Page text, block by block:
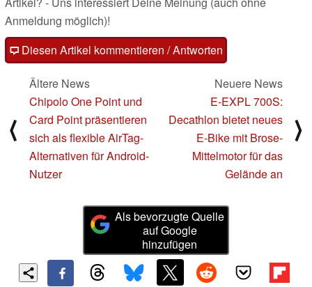
Anmeldung möglich)!
Diesen Artikel kommentieren / Antworten
⟨
Ältere News
Chipolo One Point und
Card Point präsentieren
sich als flexible AirTag-
Alternativen für Android-
Nutzer
Neuere News
E-EXPL 700S:
Decathlon bietet neues
E-Bike mit Brose-
Mittelmotor für das
Gelände an
⟩
Als bevorzugte Quelle
auf Google
hinzufügen